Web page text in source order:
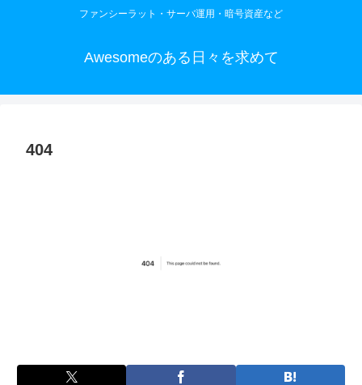
ファンシーラット・サーバ運用・暗号資産など
Awesomeのある日々を求めて
404